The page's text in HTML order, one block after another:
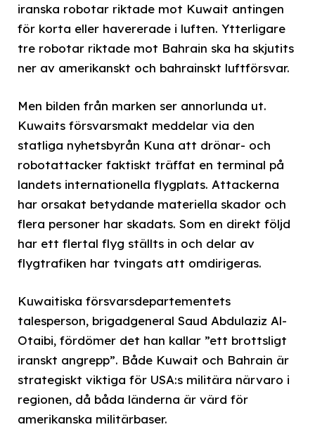
iranska robotar riktade mot Kuwait antingen
för korta eller havererade i luften. Ytterligare
tre robotar riktade mot Bahrain ska ha skjutits
ner av amerikanskt och bahrainskt luftförsvar.
Men bilden från marken ser annorlunda ut.
Kuwaits försvarsmakt meddelar via den
statliga nyhetsbyrån Kuna att drönar- och
robotattacker faktiskt träffat en terminal på
landets internationella flygplats. Attackerna
har orsakat betydande materiella skador och
flera personer har skadats. Som en direkt följd
har ett flertal flyg ställts in och delar av
flygtrafiken har tvingats att omdirigeras.
Kuwaitiska försvarsdepartementets
talesperson, brigadgeneral Saud Abdulaziz Al-
Otaibi, fördömer det han kallar ”ett brottsligt
iranskt angrepp”. Både Kuwait och Bahrain är
strategiskt viktiga för USA:s militära närvaro i
regionen, då båda länderna är värd för
amerikanska militärbaser.